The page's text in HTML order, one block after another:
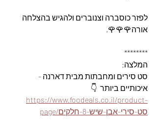
לפזר כוסברה וצנוברים ולהגיש בהצלחה
אורה🌹🌹🌹.
********
המלצה:
סט סירים ומחבתות מבית דארנה -
איכותיים ביותר  👇
https://www.foodeals.co.il/product-
page/סט-סירי-אבן-שיש-8-חלקים